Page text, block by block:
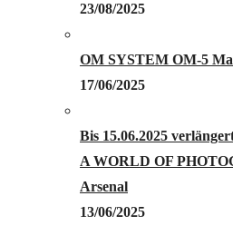
23/08/2025
OM SYSTEM OM-5
17/06/2025
Bis 15.06.2025
A WORLD OF
Arsenal
13/06/2025